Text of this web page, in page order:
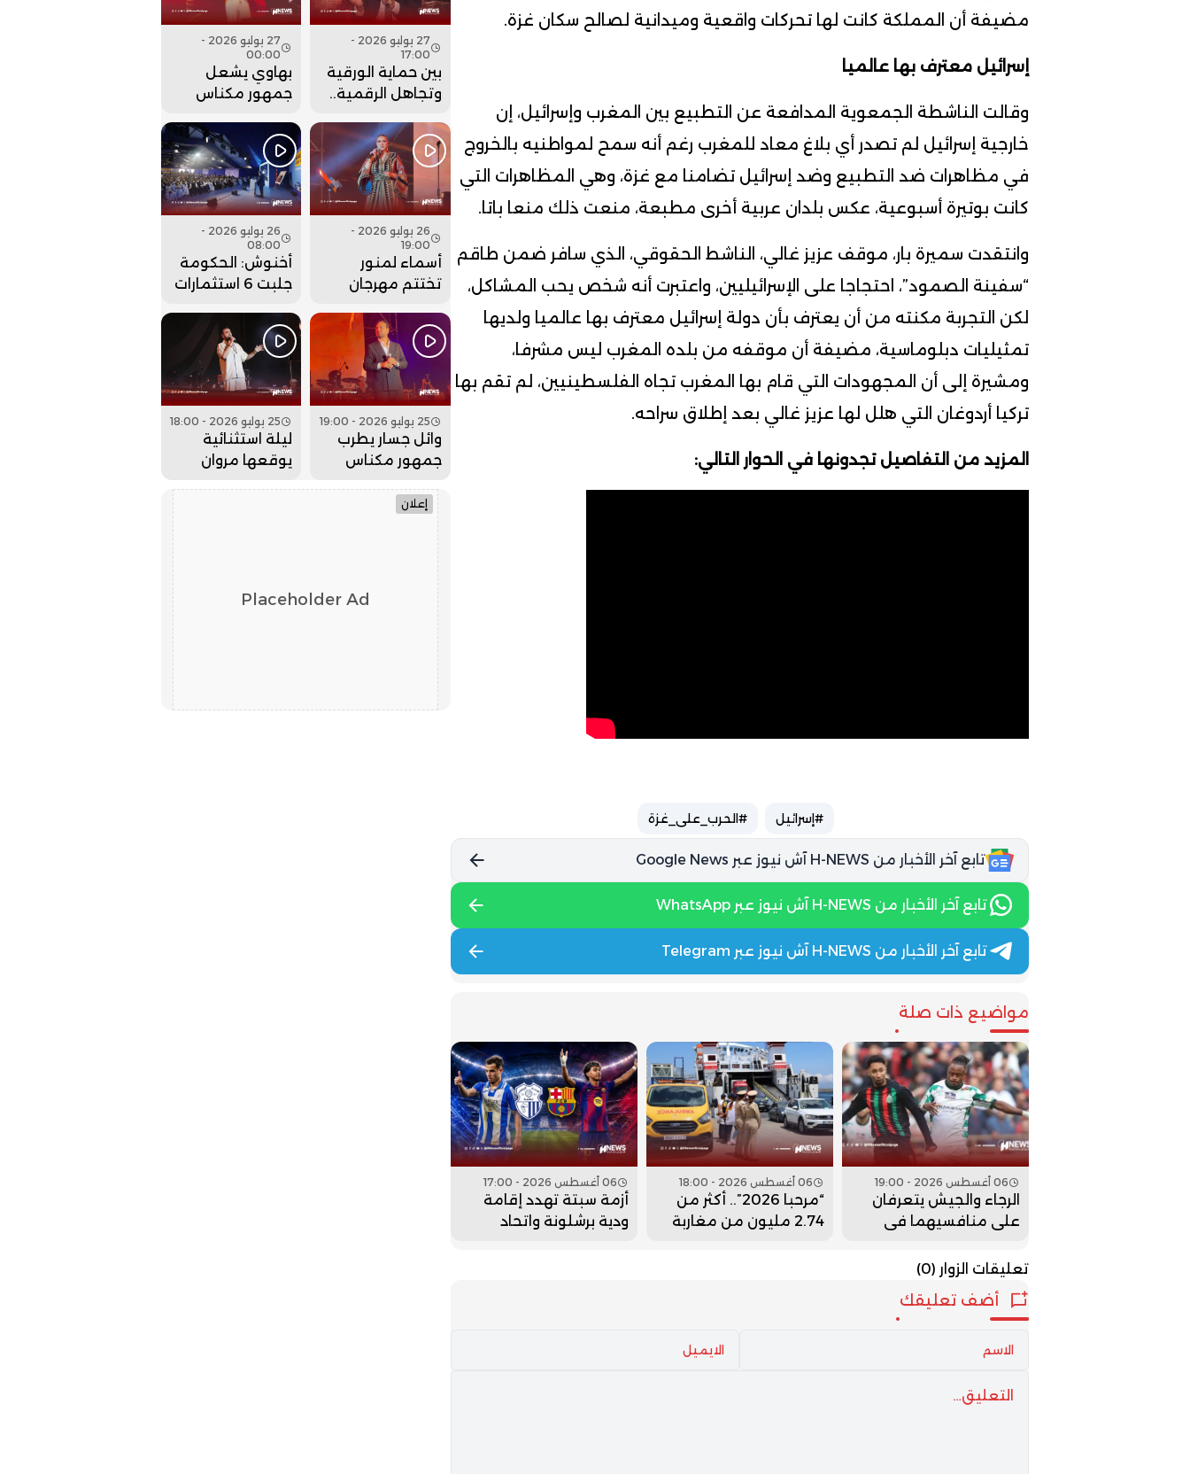
مضيفة أن المملكة كانت لها تحركات واقعية وميدانية لصالح سكان غزة.
إسرائيل معترف بها عالميا
وقالت الناشطة الجمعوية المدافعة عن التطبيع بين المغرب وإسرائيل، إن
خارجية إسرائيل لم تصدر أي بلاغ معاد للمغرب رغم أنه سمح لمواطنيه بالخروج
في مظاهرات ضد التطبيع وضد إسرائيل تضامنا مع غزة، وهي المظاهرات التي
كانت بوتيرة أسبوعية، عكس بلدان عربية أخرى مطبعة، منعت ذلك منعا باتا.
وانتقدت سميرة بار، موقف عزيز غالي، الناشط الحقوقي، الذي سافر ضمن طاقم
“سفينة الصمود”، احتجاجا على الإسرائيليين، واعتبرت أنه شخص يحب المشاكل،
لكن التجربة مكنته من أن يعترف بأن دولة إسرائيل معترف بها عالميا ولديها
تمثيليات دبلوماسية، مضيفة أن موقفه من بلده المغرب ليس مشرفا،
ومشيرة إلى أن المجهودات التي قام بها المغرب تجاه الفلسطينيين، لم تقم بها
تركيا أردوغان التي هلل لها عزيز غالي بعد إطلاق سراحه.
المزيد من التفاصيل تجدونها في الحوار التالي:
#إسرائيل #الحرب_على_غزة
تابع آخر الأخبار من H-NEWS آش نيوز عبر Google News
تابع آخر الأخبار من H-NEWS آش نيوز عبر WhatsApp
تابع آخر الأخبار من H-NEWS آش نيوز عبر Telegram
مواضيع ذات صلة
06 أغسطس 2026 - 19:00
الرجاء والجيش يتعرفان
على منافسيهما في
لكأس الكونفدرالية
06 أغسطس 2026 - 18:00
“مرحبا 2026”.. أكثر من
2.74 مليون من مغاربة
06 أغسطس 2026 - 17:00
أزمة سبتة تهدد إقامة
ودية برشلونة واتحاد
تعليقات الزوار (0)
أضف تعليقك
27 يوليو 2026 -
17:00
بين حماية الورقية
وتجاهل الرقمية..
بنسعيد عقارب
الساعة إلى الوراء؟
27 يوليو 2026 -
00:00
بهاوي يشعل
جمهور مكناس
عيساوة.. فيديو
26 يوليو 2026 -
19:00
أسماء لمنور
تختتم مهرجان
جماهيري كبير..
فيديو
26 يوليو 2026 -
08:00
أخنوش: الحكومة
جلبت 6 استثمارات
وادي الذهب
25 يوليو 2026 - 19:00
وائل جسار يطرب
جمهور مكناس
فيديو
25 يوليو 2026 - 18:00
ليلة استثنائية
يوقعها مروان
إعلان
Placeholder Ad